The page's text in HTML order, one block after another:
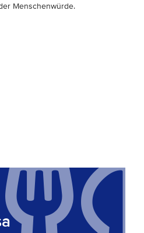
Menschenwürde.